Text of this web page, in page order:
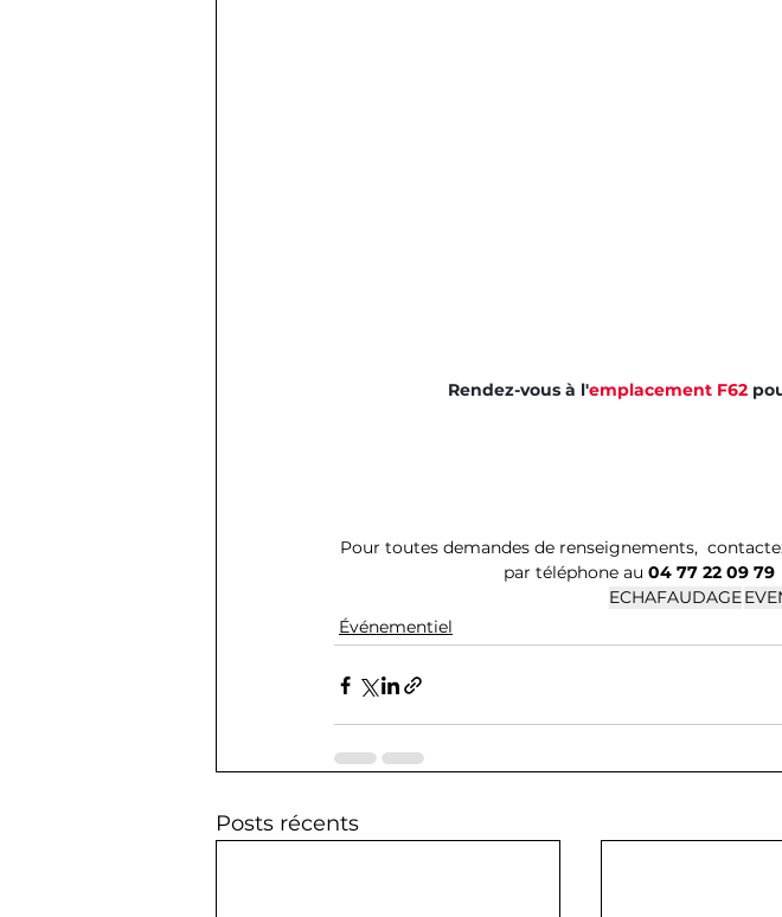
Rendez-vous à l'emplacement F62
Pour toutes demandes de renseignements,
par téléphone au 04 77 22 09 79
ECHAFAUDAGE
Événementiel
Posts récents